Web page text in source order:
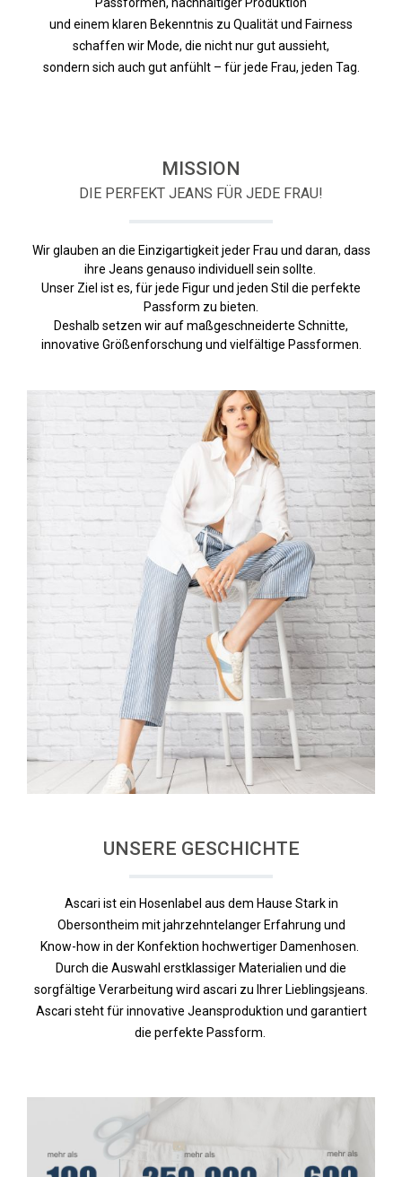
und einem klaren Bekenntnis zu Qualität und Fairness
schaffen wir Mode, die nicht nur gut aussieht,
sondern sich auch gut anfühlt – für jede Frau, jeden Tag.
MISSION
DIE PERFEKT JEANS FÜR JEDE FRAU!
Wir glauben an die Einzigartigkeit jeder Frau und daran, dass
ihre Jeans genauso individuell sein sollte.
Unser Ziel ist es, für jede Figur und jeden Stil die perfekte
Passform zu bieten.
Deshalb setzen wir auf maßgeschneiderte Schnitte,
innovative Größenforschung und vielfältige Passformen.
UNSERE GESCHICHTE
Ascari ist ein Hosenlabel aus dem Hause Stark in
Obersontheim mit jahrzehntelanger Erfahrung und
Know-how in der Konfektion hochwertiger Damenhosen.
Durch die Auswahl erstklassiger Materialien und die
sorgfältige Verarbeitung wird ascari zu Ihrer Lieblingsjeans.
Ascari steht für innovative Jeansproduktion und garantiert
die perfekte Passform.